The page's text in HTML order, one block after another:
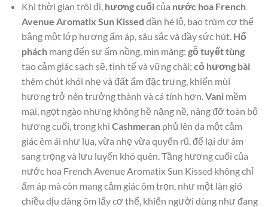
Khi thời gian trôi đi, hương cuốicủa nước hoa French
Avenue Aromatix Sun Kissed dần hé lộ, bao trùm cơ thể
bằng một lớp hương ấm áp, sâu sắc và đầy sức hút. Hổ
pháchmang đến sự ấm nồng, mịn màng; gỗ tuyết tùng
tạo cảm giác sạch sẽ, tinh tế và vững chãi; cỏ hương bài
thêm chút khói nhẹ và đất ẩm đặc trưng, khiến mùi
hương trở nên trưởng thành và cá tính hơn. Vanimềm
mại, ngọt ngào nhưng không hề nặng nề, nâng đỡ toàn bộ
hương cuối, trong khi Cashmeranphủ lên da một cảm
giác êm ái như lụa, vừa nhẹ vừa quyến rũ, để lại dư âm
sang trọng và lưu luyến khó quên. Tầng hương cuối của
nước hoa French Avenue Aromatix Sun Kissed không chỉ
ấm áp mà còn mang cảm giác ôm trọn, như một làn gió
chiều dịu dàng ôm lấy cơ thể, khiến người dùng như đang